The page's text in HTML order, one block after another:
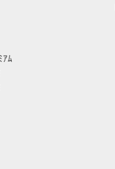
ｱﾑ